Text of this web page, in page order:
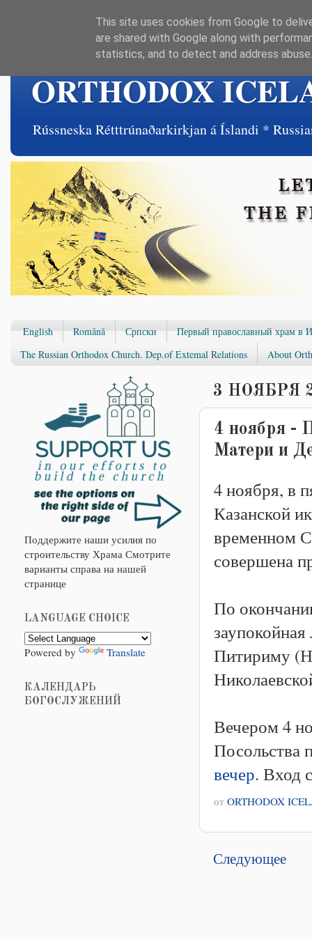
ORTHODOX
Rússneska Rétttrúnaðarkirkjan á Íslandi *
English Română Српски
Первый православный храм в
The Russian Orthodox Church. Dep.of Extemal Relations
About
3 НОЯБРЯ
4 ноября -
Матери и
4 ноября, в
Казанской
временном
совершена
По
Питириму
Вечером 4
Посольства
вечер. Вход
от ORTHODOX
Следующее
Поддержите наши усилия по
строительству Храма Смотрите
варианты справа на нашей
странице
LANGUAGE CHOICE
Powered by Translate
КАЛЕНДАРЬ
БОГОСЛУЖЕНИЙ
This site uses cookies from Google to
are shared with Google along with
statistics, and to detect and address abuse.